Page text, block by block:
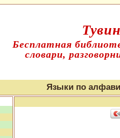
Бесплатная
словари,
Языки по